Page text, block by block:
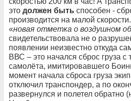
это должен быть способен -
производится на малой
«новая отметка о воздушном
свидетельствовала не о
появлении неизвестно откуда
ВВС – это начался сброс груза с
самолёта, имитировавшего
момент начала сброса груза
отключил транспондер, а по
развернулся и полетел обратно